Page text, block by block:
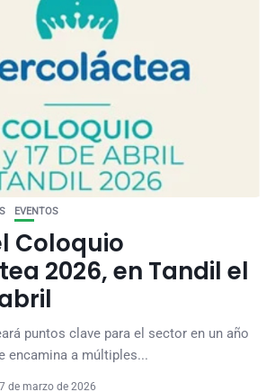
EVENTOS
Coloquio
2026, en Tandil el
puntos clave para el sector en un año
encamina a múltiples...
de marzo de 2026